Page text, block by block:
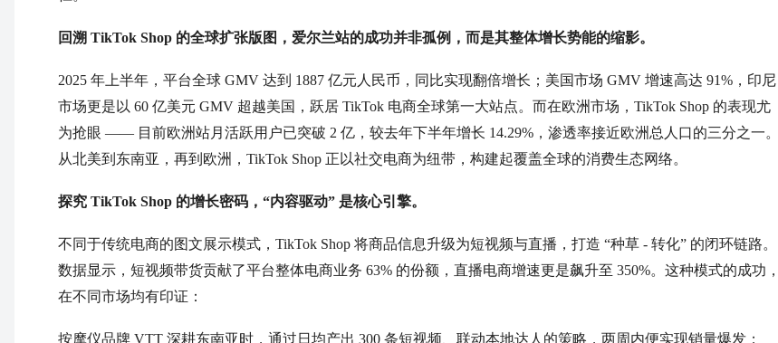
回溯 TikTok Shop 的全球扩张版图，爱尔兰站的成功并非孤例，而是其整体增长势能的缩影。
2025 年上半年，平台全球 GMV 达到 1887 亿元人民币，同比实现翻倍增长；美国市场 GMV 增速高达 91%，印尼
市场更是以 60 亿美元 GMV 超越美国，跃居 TikTok 电商全球第一大站点。而在欧洲市场，TikTok Shop 的表现尤
为抢眼 —— 目前欧洲站月活跃用户已突破 2 亿，较去年下半年增长 14.29%，渗透率接近欧洲总人口的三分之一。
从北美到东南亚，再到欧洲，TikTok Shop 正以社交电商为纽带，构建起覆盖全球的消费生态网络。
探究 TikTok Shop 的增长密码，“内容驱动” 是核心引擎。
不同于传统电商的图文展示模式，TikTok Shop 将商品信息升级为短视频与直播，打造 “种草 - 转化” 的闭环链路。
数据显示，短视频带货贡献了平台整体电商业务 63% 的份额，直播电商增速更是飙升至 350%。这种模式的成功，
在不同市场均有印证：
按摩仪品牌 VTT 深耕东南亚时，通过日均产出 300 条短视频、联动本地达人的策略，两周内便实现销量爆发；